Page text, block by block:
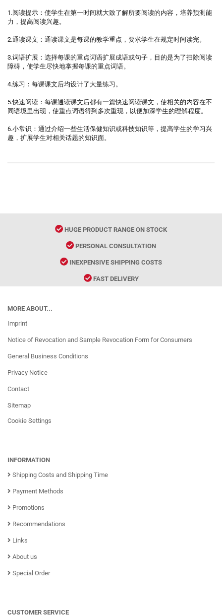
1.阅读提示：使学生在第一时间就大致了解所要阅读的内容，培养预测能
力，提高阅读兴趣。
2.通读课文：通读课文是每课的教学重点，要求学生在规定时间读完。
3.词语扩展：选择每课的重点词语扩展成语或句子，目的是为了扫除阅读
障碍，使学生尽快地掌握每课的重点词语。
4.练习：每课课文后均设计了大量练习。
5.快速阅读：每课通读课文后都有一篇快速阅读课文，使相关的内容在不
同语境里出现，使重点词语得到多次重现，以便加深学生的理解程度。
6.小常识：通过介绍一些生活保健知识或科技知识等，提高学生的学习兴
趣，扩展学生对相关话题的知识面。
HUGE PRODUCT RANGE ON STOCK
PERSONAL CONSULTATION
INEXPENSIVE SHIPPING COSTS
FAST DELIVERY
MORE ABOUT...
Imprint
Notice of Revocation and Sample Revocation Form for Consumers
General Business Conditions
Privacy Notice
Contact
Sitemap
Cookie Settings
INFORMATION
Shipping Costs and Shipping Time
Payment Methods
Promotions
Recommendations
Links
About us
Special Order
CUSTOMER SERVICE